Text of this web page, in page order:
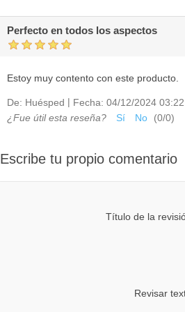
Perfecto en todos los aspectos
Estoy muy contento con este producto.
De: Huésped | Fecha: 04/12/2024
¿Fue útil esta reseña?
Sí No (0/0)
Escribe tu propio comentario
Título de la
Revisar